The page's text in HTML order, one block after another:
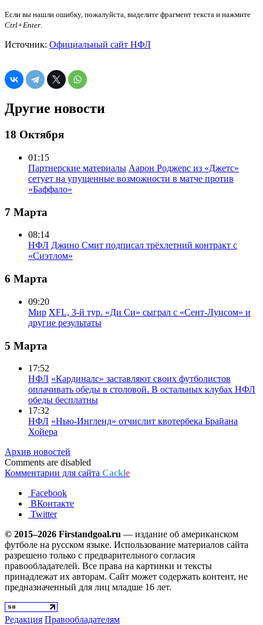
Если вы нашли ошибку, пожалуйста, выделите фрагмент текста и нажмите
Ctrl+Enter.
Источник: Официальный сайт НФЛ
Другие новости
18 Октября
01:15
Партнерские материалы Аарон Роджерс из «Джетс»
сетует на упущенные возможности в матче против
«Баффало»
7 Марта
08:14
НФЛ Джино Смит подписал трёхлетний контракт с
«Сиэтлом»
6 Марта
09:20
Мир XFL, 3-й тур. «Ди Си» сыграл с «Сент-Луисом» и
другие результаты
5 Марта
17:52
НФЛ «Кардиналс» заставляют своих футболистов
оплачивать обеды в столовой. В остальных клубах НФЛ
обеды бесплатны
17:32
НФЛ «Нью-Ингленд» отчислит квотербека Брайана
Хойера
Архив новостей
Comments are disabled
Комментарии для сайта Cackle
Facebook
ВКонтакте
Twitter
© 2015–2026 Firstandgoal.ru — издание об американском
футболе на русском языке. Использование материалов cайта
разрешено только с предварительного согласия
правообладателей. Все права на картинки и тексты
принадлежат их авторам. Сайт может содержать контент, не
предназначенный для лиц младше 16 лет.
Редакция Правообладателям